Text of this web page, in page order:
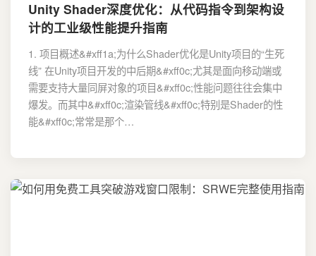
Unity Shader深度优化：从代码指令到架构设
计的工业级性能提升指南
1. 项目概述&#xff1a;为什么Shader优化是Unity项目的“生死
线” 在Unity项目开发的中后期&#xff0c;尤其是面向移动端或
需要支持大量同屏对象的项目&#xff0c;性能问题往往会集中
爆发。而其中&#xff0c;渲染管线&#xff0c;特别是Shader的性
能&#xff0c;常常是那个…